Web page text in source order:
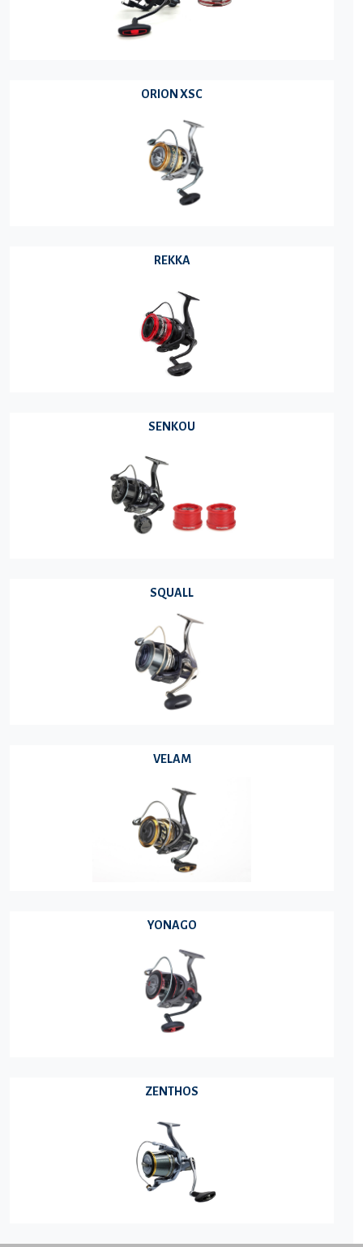
ORION XSC
REKKA
SENKOU
SQUALL
VELAM
YONAGO
ZENTHOS